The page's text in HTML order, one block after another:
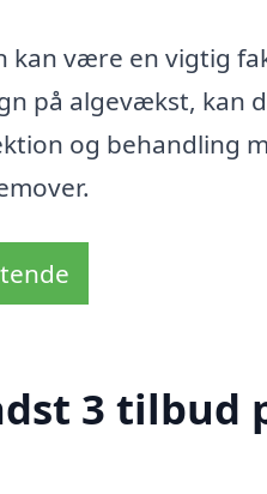
være en vigtig
på algevækst, kan
og behandling
3 tilbud